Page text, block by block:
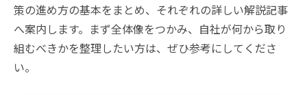
策の進め方の基本をまとめ、それぞれの詳しい解説記事
へ案内します。まず全体像をつかみ、自社が何から取り
組むべきかを整理したい方は、ぜひ参考にしてくださ
い。